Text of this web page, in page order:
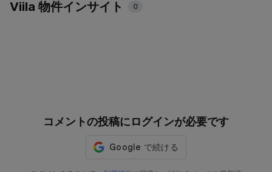
Viila 物件インサイト 0
コメントの投稿にログインが必要です